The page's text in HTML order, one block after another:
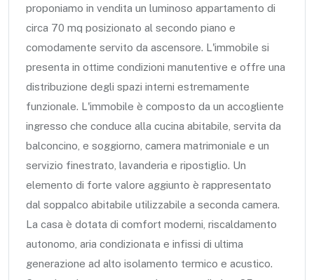
proponiamo in vendita un luminoso appartamento di
circa 70 mq posizionato al secondo piano e
comodamente servito da ascensore. L'immobile si
presenta in ottime condizioni manutentive e offre una
distribuzione degli spazi interni estremamente
funzionale. L'immobile è composto da un accogliente
ingresso che conduce alla cucina abitabile, servita da
balconcino, e soggiorno, camera matrimoniale e un
servizio finestrato, lavanderia e ripostiglio. Un
elemento di forte valore aggiunto è rappresentato
dal soppalco abitabile utilizzabile a seconda camera.
La casa è dotata di comfort moderni, riscaldamento
autonomo, aria condizionata e infissi di ultima
generazione ad alto isolamento termico e acustico.